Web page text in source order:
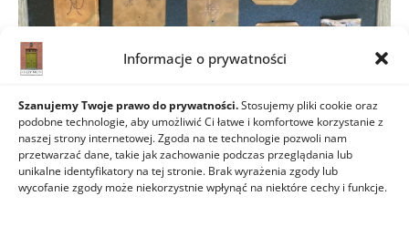
Informacje o prywatności
Szanujemy Twoje prawo do prywatności.Stosujemy pliki cookie oraz
podobne technologie, aby umożliwić Ci łatwe i komfortowe korzystanie z
naszej strony internetowej. Zgoda na te technologie pozwoli nam
przetwarzać dane, takie jak zachowanie podczas przeglądania lub
unikalne identyfikatory na tej stronie. Brak wyrażenia zgody lub
wycofanie zgody może niekorzystnie wpłynąć na niektóre cechy i funkcje.
Miedziane blaszki
28 września 2022